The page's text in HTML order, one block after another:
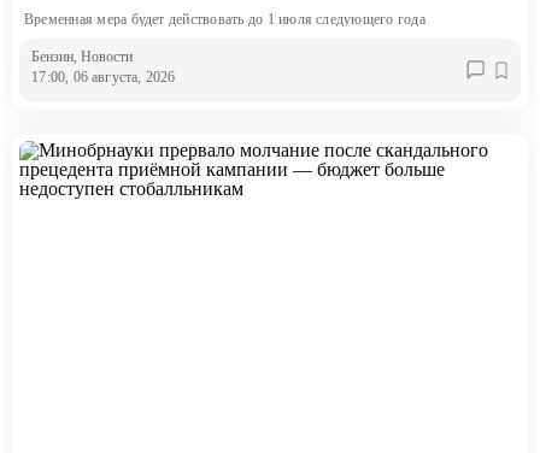
Временная мера будет действовать до 1 июля следующего года
Бензин, Новости
17:00, 06 августа, 2026